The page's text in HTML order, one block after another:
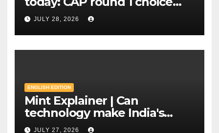
filling starts, here's what
candidates should know |
Mint
JULY 28, 2026
ENGLISH EDITION
Mint Explainer | Can
technology make India's
exams leak-proof? | Mint
JULY 27, 2026